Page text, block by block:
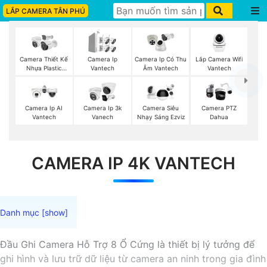
LẮP CAMERA TÂN PHÚ
Camera Thiết Kế
Nhựa Plastic
Camera Ip
Vantech
Camera Ip Có Thu
Âm Vantech
Lắp Camera Wifi
Vantech
Camera Ip AI
Vantech
Camera Ip 3k
Vanech
Camera Siêu
Nhạy Sáng Ezviz
Camera PTZ
Dahua
CAMERA IP 4K VANTECH
Đầu Ghi Camera Hỗ Trợ 8 Ổ Cứng là thiết bị lý tưởng để
ghi hình và lưu trữ dữ liệu từ camera an ninh trong gia đình